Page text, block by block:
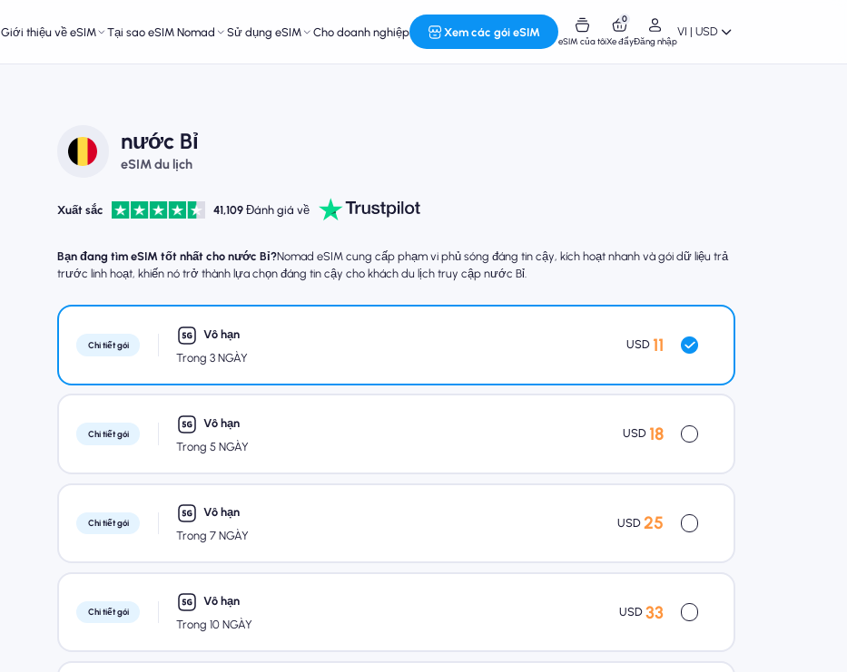
Giới thiệu về eSIM Tại sao eSIM Nomad Sử dụng eSIM Cho doanh nghiệp Xem các gói eSIM
eSIM của tôi
0
Xe đẩyĐăng nhập
VI | USD
nước Bỉ
eSIM du lịch
Xuất sắc 41,109 Đánh giá về
Bạn đang tìm eSIM tốt nhất cho nước Bỉ?Nomad eSIM cung cấp phạm vi phủ sóng đáng tin cậy, kích hoạt nhanh và gói dữ liệu trả
trước linh hoạt, khiến nó trở thành lựa chọn đáng tin cậy cho khách du lịch truy cập nước Bỉ.
Chi tiết gói
Vô hạn
Trong 3 NGÀY
USD 11
Chi tiết gói
Vô hạn
Trong 5 NGÀY
USD 18
Chi tiết gói
Vô hạn
Trong 7 NGÀY
USD 25
Chi tiết gói
Vô hạn
Trong 10 NGÀY
USD 33